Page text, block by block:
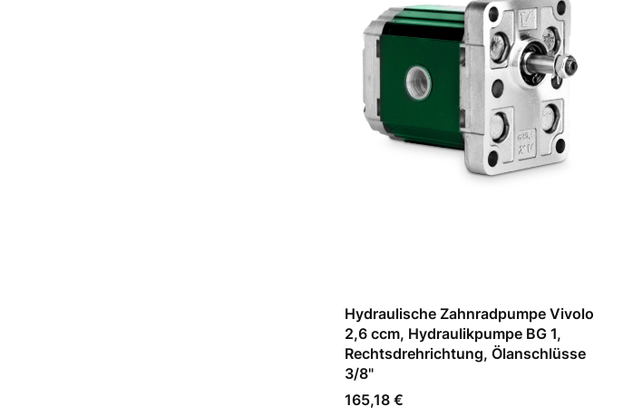
Hydraulische Zahnradpumpe Vivolo
2,6 ccm, Hydraulikpumpe BG 1,
Rechtsdrehrichtung, Ölanschlüsse
3/8"
Preis
165,18 €